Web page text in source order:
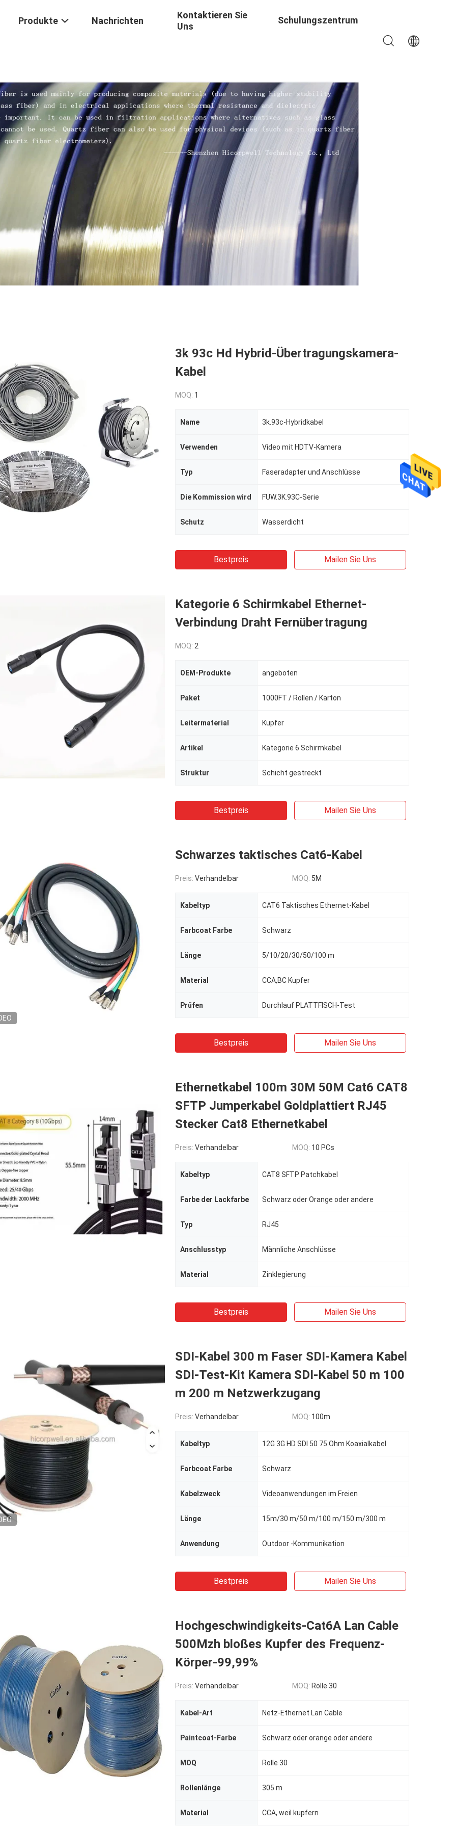
Produkte Nachrichten
Kontaktieren Sie
Uns
Schulungszentrum
3k 93c Hd Hybrid-Übertragungskamera-
Kabel
MOQ: 1
Name 3k.93c-Hybridkabel
Verwenden Video mit HDTV-Kamera
Typ Faseradapter und Anschlüsse
Die Kommission wird FUW.3K.93C-Serie
Schutz Wasserdicht
Bestpreis Mailen Sie Uns
Kategorie 6 Schirmkabel Ethernet-
Verbindung Draht Fernübertragung
MOQ: 2
OEM-Produkte angeboten
Paket 1000FT / Rollen / Karton
Leitermaterial Kupfer
Artikel Kategorie 6 Schirmkabel
Struktur Schicht gestreckt
Bestpreis Mailen Sie Uns
Schwarzes taktisches Cat6-Kabel
Preis: Verhandelbar MOQ: 5M
Kabeltyp CAT6 Taktisches Ethernet-Kabel
Farbcoat Farbe Schwarz
Länge 5/10/20/30/50/100 m
Material CCA,BC Kupfer
Prüfen Durchlauf PLATTFISCH-Test
Bestpreis Mailen Sie Uns
Ethernetkabel 100m 30M 50M Cat6 CAT8
SFTP Jumperkabel Goldplattiert RJ45
Stecker Cat8 Ethernetkabel
Preis: Verhandelbar MOQ: 10 PCs
Kabeltyp CAT8 SFTP Patchkabel
Farbe der Lackfarbe Schwarz oder Orange oder andere
Typ RJ45
Anschlusstyp Männliche Anschlüsse
Material Zinklegierung
Bestpreis Mailen Sie Uns
SDI-Kabel 300 m Faser SDI-Kamera Kabel
SDI-Test-Kit Kamera SDI-Kabel 50 m 100
m 200 m Netzwerkzugang
Preis: Verhandelbar MOQ: 100m
Kabeltyp 12G 3G HD SDI 50 75 Ohm Koaxialkabel
Farbcoat Farbe Schwarz
Kabelzweck Videoanwendungen im Freien
Länge 15m/30 m/50 m/100 m/150 m/300 m
Anwendung Outdoor -Kommunikation
Bestpreis Mailen Sie Uns
Hochgeschwindigkeits-Cat6A Lan Cable
500Mzh bloßes Kupfer des Frequenz-
Körper-99,99%
Preis: Verhandelbar MOQ: Rolle 30
Kabel-Art Netz-Ethernet Lan Cable
Paintcoat-Farbe Schwarz oder orange oder andere
MOQ Rolle 30
Rollenlänge 305 m
Material CCA, weil kupfern